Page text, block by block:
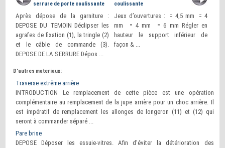
serrure de porte coulissante
Après dépose de la garniture :
DEPOSE DU TEMOIN Déclipser les
agrafes de fixation (1), la tringle (2)
et le câble de commande (3).
DEPOSE DE LA SERRURE Dépos ...
coulissante
Jeux d’ouvertures : = 4,5 mm = 4
mm = 4 mm = 6 mm Régler en
hauteur le support inférieur de
façon & ...
D'autres materiaux:
Traverse extrême arrière
INTRODUCTION Le remplacement de cette pièce est une opération
complémentaire au remplacement de la jupe arrière pour un choc arrière. Il
est impératif de remplacement les allonges de longeron (11) et (12) qui
seront à commander séparé ...
Pare brise
DEPOSE Déposer les essuie-vitres. Afin d’éviter la détérioration des